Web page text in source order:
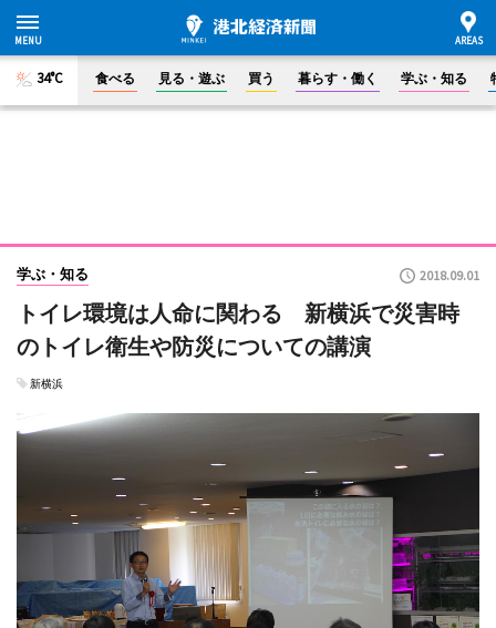
34°C 食べる 見る・遊ぶ 買う 暮らす・働く 学ぶ・知る
学ぶ・知る 2018.09.01
トイレ環境は人命に関わる 新横浜で災害時
のトイレ衛生や防災についての講演
新横浜